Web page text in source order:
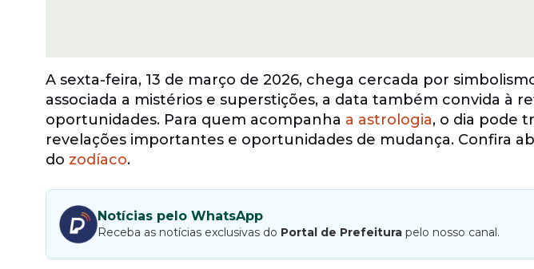
A sexta-feira, 13 de março de 2026, chega cercada por
associada a mistérios e superstições, a data também convida à
oportunidades. Para quem acompanha a astrologia, o dia pode
revelações importantes e oportunidades de mudança. Confira
do zodíaco.
Notícias pelo WhatsApp
Receba as notícias exclusivas do Portal de Prefeitura pelo nosso canal.